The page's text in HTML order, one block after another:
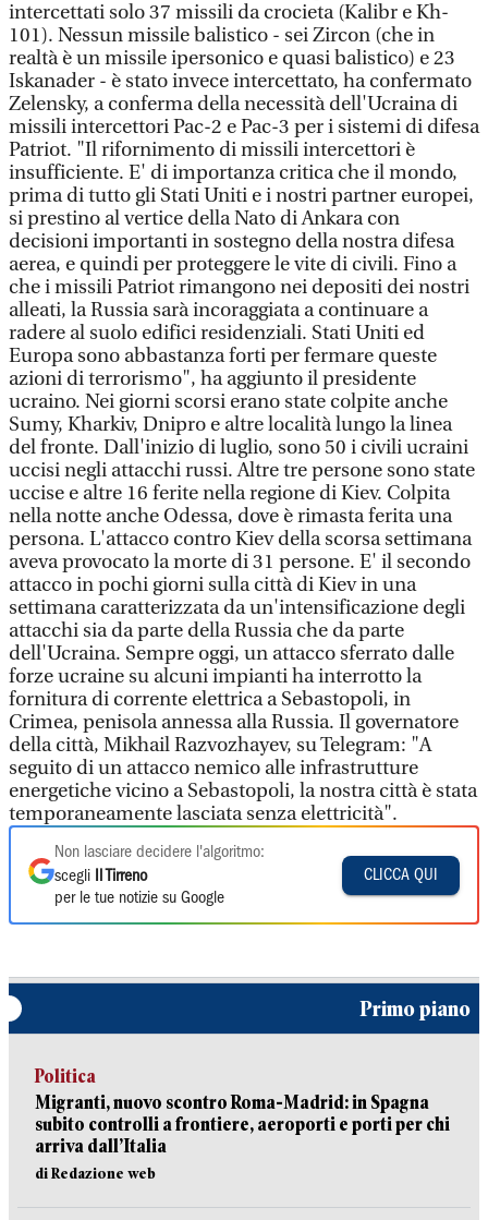
intercettati solo 37 missili da crocieta (Kalibr e Kh-
101). Nessun missile balistico - sei Zircon (che in
realtà è un missile ipersonico e quasi balistico) e 23
Iskanader - è stato invece intercettato, ha confermato
Zelensky, a conferma della necessità dell'Ucraina di
missili intercettori Pac-2 e Pac-3 per i sistemi di difesa
Patriot. "Il rifornimento di missili intercettori è
insufficiente. E' di importanza critica che il mondo,
prima di tutto gli Stati Uniti e i nostri partner europei,
si prestino al vertice della Nato di Ankara con
decisioni importanti in sostegno della nostra difesa
aerea, e quindi per proteggere le vite di civili. Fino a
che i missili Patriot rimangono nei depositi dei nostri
alleati, la Russia sarà incoraggiata a continuare a
radere al suolo edifici residenziali. Stati Uniti ed
Europa sono abbastanza forti per fermare queste
azioni di terrorismo", ha aggiunto il presidente
ucraino. Nei giorni scorsi erano state colpite anche
Sumy, Kharkiv, Dnipro e altre località lungo la linea
del fronte. Dall'inizio di luglio, sono 50 i civili ucraini
uccisi negli attacchi russi. Altre tre persone sono state
uccise e altre 16 ferite nella regione di Kiev. Colpita
nella notte anche Odessa, dove è rimasta ferita una
persona. L'attacco contro Kiev della scorsa settimana
aveva provocato la morte di 31 persone. E' il secondo
attacco in pochi giorni sulla città di Kiev in una
settimana caratterizzata da un'intensificazione degli
attacchi sia da parte della Russia che da parte
dell'Ucraina. Sempre oggi, un attacco sferrato dalle
forze ucraine su alcuni impianti ha interrotto la
fornitura di corrente elettrica a Sebastopoli, in
Crimea, penisola annessa alla Russia. Il governatore
della città, Mikhail Razvozhayev, su Telegram: "A
seguito di un attacco nemico alle infrastrutture
energetiche vicino a Sebastopoli, la nostra città è stata
temporaneamente lasciata senza elettricità".
Non lasciare decidere l'algoritmo:
scegli
Il Tirreno
per le tue notizie su Google
CLICCA QUI
Primo piano
Politica
Migranti, nuovo scontro Roma-Madrid: in Spagna
subito controlli a frontiere, aeroporti e porti per chi
arriva dall’Italia
di Redazione web